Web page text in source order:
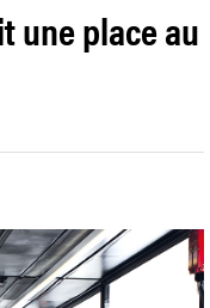
une place au